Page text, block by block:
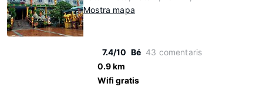
Mostra mapa
7.4/10 Bé 43 comentaris
0.9 km
Wifi gratis